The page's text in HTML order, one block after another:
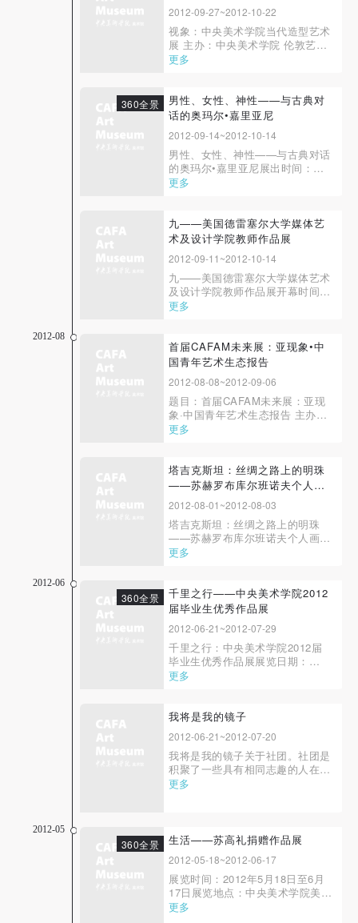
2012-09-27~2012-10-22
视象：中央美术学院当代造型艺术
展 主办：中央美术学院 伦敦艺术
大学 坎伯韦尔、切尔西、温布尔
美术馆 伦敦艺术大学温布尔登艺
术学院 伯纳德·夸里奇有限公司 学
术顾问：潘公凯 策...
更多
360全景
男性、女性、神性——与古典对
话的奥玛尔•嘉里亚尼
2012-09-14~2012-10-14
男性、女性、神性——与古典对话
的奥玛尔•嘉里亚尼展出时间：
２０１２年９月１４日１０月７日
中央美术学院美术馆 ３Ａ展厅在
以技术为首、为创新进行疯狂竞
赛、艺术实践机械化取代了手工品
质为特征的时代...
更多
九——美国德雷塞尔大学媒体艺
术及设计学院教师作品展
2012-09-11~2012-10-14
九——美国德雷塞尔大学媒体艺术
及设计学院教师作品展开幕时间：
２０１２／０９／１１ １５：
１—１０／１４展览地点：中央美
术学院四层展厅主办：中央美术学
院、美国德雷塞尔大学承办：中央
美术学院美术...
更多
2012-08
首届CAFAM未来展：亚现象•中
国青年艺术生态报告
2012-08-08~2012-09-06
题目：首届CAFAM未来展：亚现
象·中国青年艺术生态报告 主办：
中央美术学院美术馆 协办： 北京
司 广州国际单位当代艺术中心 广
西师范大学出版社 赞助：时代地
产 支持： 希马克艺术资本 矢量...
更多
塔吉克斯坦：丝绸之路上的明珠
——苏赫罗布库尔班诺夫个人画
展
2012-08-01~2012-08-03
塔吉克斯坦：丝绸之路上的明珠
——苏赫罗布库尔班诺夫个人画展
主办：中国中亚友好协会北京和平
日地点：中央美术学院美术馆四层
苏赫罗布库尔班诺夫，原苏联人民
艺术家，被授予俄罗斯金质普希金
奖章，列宁共产...
更多
2012-06
360全景
千里之行——中央美术学院2012
届毕业生优秀作品展
2012-06-21~2012-07-29
千里之行：中央美术学院2012届
毕业生优秀作品展展览日期：
2012/06/21-2012/07/29展览地
美术学院美术馆展览总召集：徐冰
中央美术学院2012届毕业生优秀
作品展”将于2012年6月21日在...
更多
我将是我的镜子
2012-06-21~2012-07-20
我将是我的镜子关于社团。社团是
积聚了一些具有相同志趣的人在做
相类似的事的一种互益组织。艺术
于其他社会形态的社团不一样，艺
的集合体。社...
更多
2012-05
360全景 生活——苏高礼捐赠作品展
2012-05-18~2012-06-17
展览时间：2012年5月18日至6月
17日展览地点：中央美术学院美术
馆2B展厅主办单位：中央美术学
更多
快捷登录 帐号密码登录
可使用雅昌艺术网会员账户登录